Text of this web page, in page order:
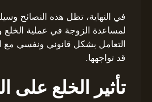
في النهاية، تظل هذه النصائح
لمساعدة الزوجة في عملية الخلع
التعامل بشكل قانوني ونفسي مع
قد تواجهها.
تأثير الخلع على